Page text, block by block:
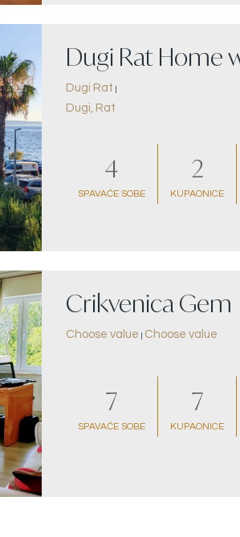
Dugi Rat Home
Dugi Rat
Dugi, Rat
4
SPAVAĆE SOBE
2
KUPAONICE
Crikvenica Gem
Choose value Choose value
7
SPAVAĆE SOBE
7
KUPAONICE